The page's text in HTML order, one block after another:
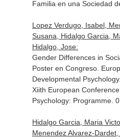
Familia en una Sociedad
Lopez Verdugo, Isabel,
Susana, Hidalgo Garcia,
Hidalgo, Jose:
Gender Differences in
Poster en Congreso.
Developmental
Xiith European
Psychology: Programme.
Hidalgo Garcia, Maria
Menendez Alvarez-